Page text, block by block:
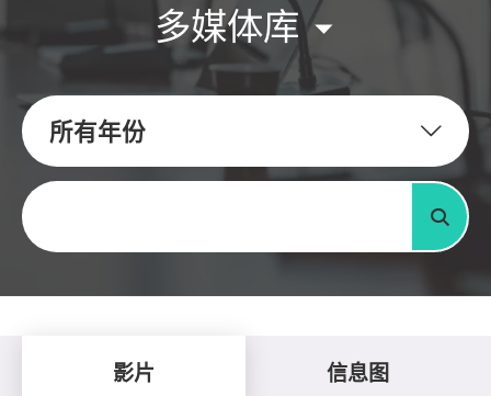
多媒体库
所有年份
关键字
搜寻
影片 信息图